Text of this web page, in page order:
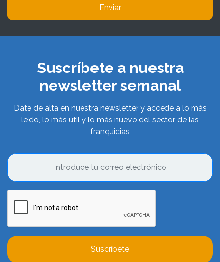
Enviar
Suscríbete a nuestra
newsletter semanal
Date de alta en nuestra newsletter y accede a lo más
leído, lo más útil y lo más nuevo del sector de las
franquicias
Suscríbete